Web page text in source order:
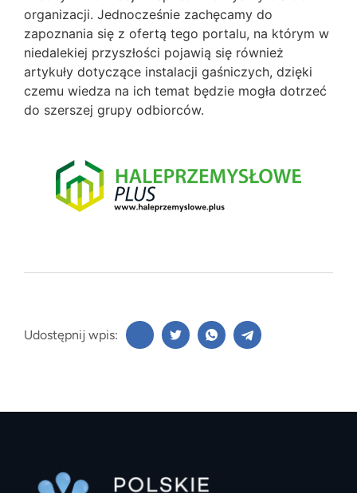
organizacji. Jednocześnie zachęcamy do
zapoznania się z ofertą tego portalu, na którym w
niedalekiej przyszłości pojawią się również
artykuły dotyczące instalacji gaśniczych, dzięki
czemu wiedza na ich temat będzie mogła dotrzeć
do szerszej grupy odbiorców.
Udostępnij wpis: